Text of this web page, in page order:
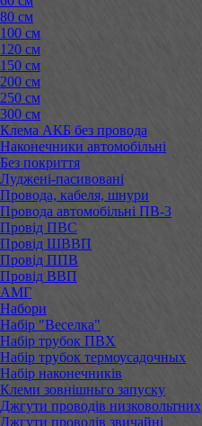
80 см
100 см
120 см
150 см
200 см
250 см
300 см
Клема АКБ без провода
Наконечники автомобільні
Без покриття
Луджені-пасивовані
Провода, кабеля, шнури
Провода автомобільні ПВ-3
Провід ПВС
Провід ШВВП
Провід ППВ
Провід ВВП
АМГ
Набори
Набір "Веселка"
Набір трубок ПВХ
Набір трубок термоусадочных
Набір наконечників
Клеми зовнішньго запуску
Джгути проводів низковольтних
Джгути проводів звичайні